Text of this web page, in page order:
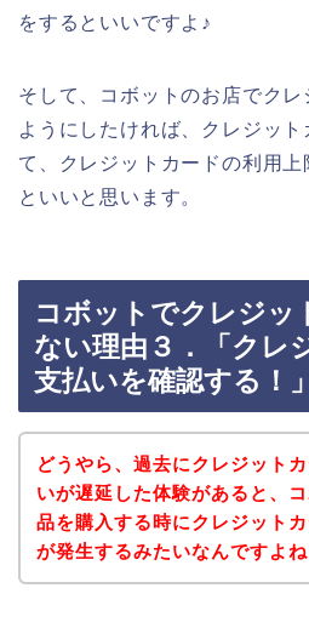
をするといいですよ♪
そして、コボットのお店でク
ようにしたければ、クレジッ
て、クレジットカードの利用上
といいと思います。
コボットでクレジッ
ない理由３．「クレ
支払いを確認する！」
どうやら、過去にクレジット
いが遅延した体験があると、
品を購入する時にクレジット
が発生するみたいなんですよね